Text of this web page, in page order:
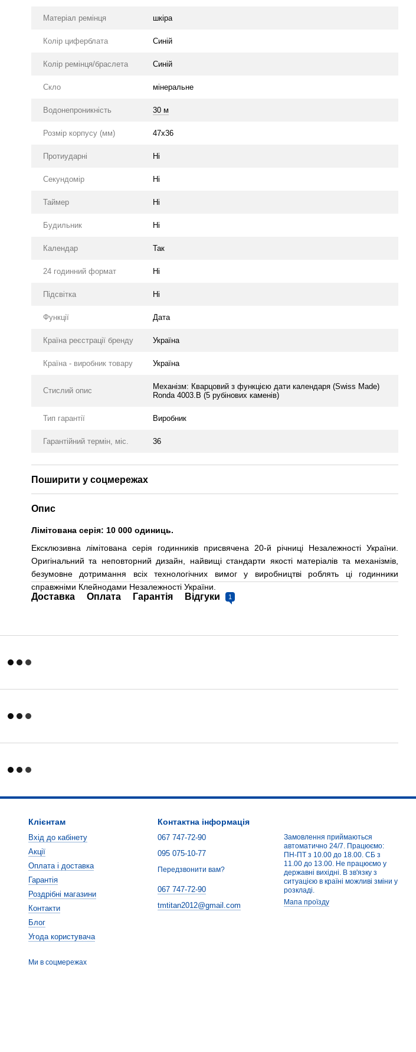
Матеріал ремінця шкіра
Колір циферблата Синій
Колір ремінця/браслета Синій
Скло мінеральне
Водонепроникність 30 м
Розмір корпусу (мм) 47х36
Протиударні Ні
Секундомір Ні
Таймер Ні
Будильник Ні
Календар Так
24 годинний формат Ні
Підсвітка Ні
Функції Дата
Країна реєстрації бренду Україна
Країна - виробник товару Україна
Стислий опис
Механізм: Кварцовий з функцією дати календаря (Swiss Made)
Ronda 4003.B (5 рубінових каменів)
Тип гарантії Виробник
Гарантійний термін, міс. 36
Поширити у соцмережах
Опис
Лімітована серія: 10 000 одиниць.
Ексклюзивна лімітована серія годинників присвячена 20-й річниці Незалежності України.
Оригінальний та неповторний дизайн, найвищі стандарти якості матеріалів та механізмів,
безумовне дотримання всіх технологічних вимог у виробництві роблять ці годинники
справжніми Клейнодами Незалежності України.
Доставка Оплата Гарантія Відгуки 1
Клієнтам
Вхід до кабінету
Акції
Оплата і доставка
Гарантія
Роздрібні магазини
Контакти
Блог
Угода користувача
Ми в соцмережах
Контактна інформація
067 747-72-90
095 075-10-77
Передзвонити вам?
067 747-72-90
tmtitan2012@gmail.com
Замовлення приймаються
автоматично 24/7. Працюємо:
ПН-ПТ з 10.00 до 18.00. СБ з
11.00 до 13.00. Не працюємо у
державні вихідні. В зв'язку з
ситуацією в країні можливі зміни у
розкладі.
Мапа проїзду